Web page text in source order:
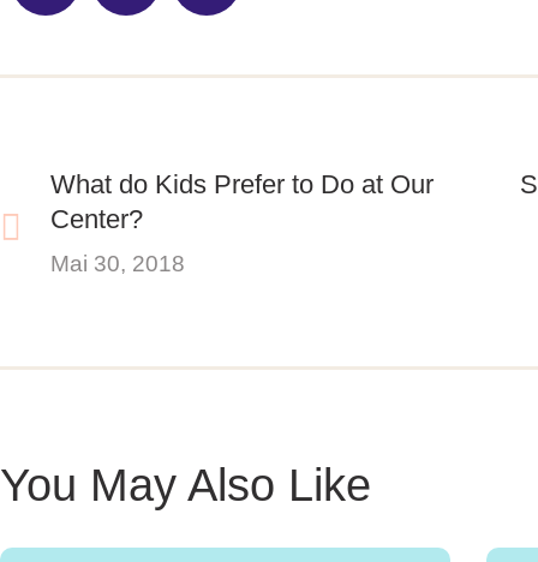
What do Kids Prefer to Do at Our
Center?
Mai 30, 2018
You May Also Like